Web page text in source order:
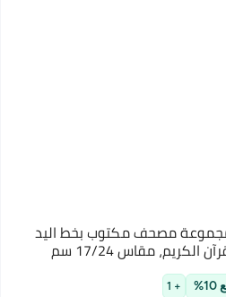
مصحف مكتوب بخط اليد
الكريم، مقاس 17/24 سم
+ 1